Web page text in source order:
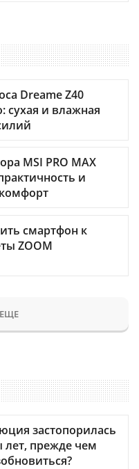
Dreame Z40
сухая и влажная
MSI PRO MAX
и
смартфон к
ZOOM
застопорилась
прежде чем